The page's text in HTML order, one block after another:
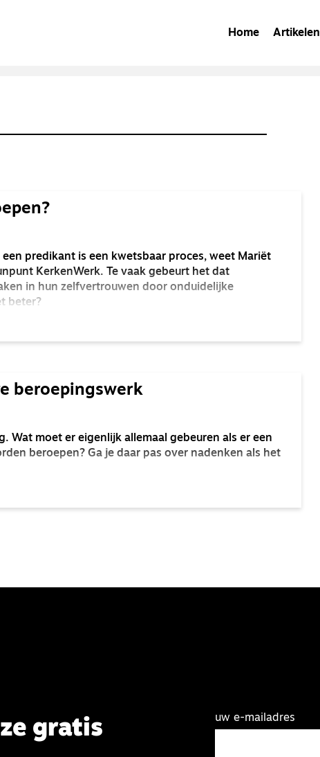
Home Artikelen
predikant is een kwetsbaar proces, weet Mariët
KerkenWerk. Te vaak gebeurt het dat
in hun zelfvertrouwen door onduidelijke
beter?
beroepingswerk
Wat moet er eigenlijk allemaal gebeuren als er een
beroepen? Ga je daar pas over nadenken als het
gratis
uw e-mailadres